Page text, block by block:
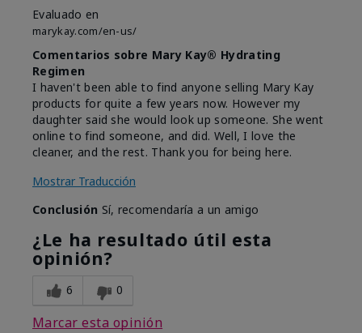
Evaluado en
marykay.com/en-us/
Comentarios sobre Mary Kay® Hydrating
Regimen
I haven't been able to find anyone selling Mary Kay
products for quite a few years now. However my
daughter said she would look up someone. She went
online to find someone, and did. Well, I love the
cleaner, and the rest. Thank you for being here.
Mostrar Traducción
Conclusión Sí, recomendaría a un amigo
¿Le ha resultado útil esta
opinión?
6 0
Marcar esta opinión